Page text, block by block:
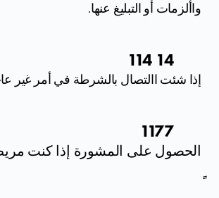
واألزمات أو التبليغ عنها.
14 114
إذا شئت االتصال بالشرطة في أمر غير
1177
الحصول على المشورة إذا كنت